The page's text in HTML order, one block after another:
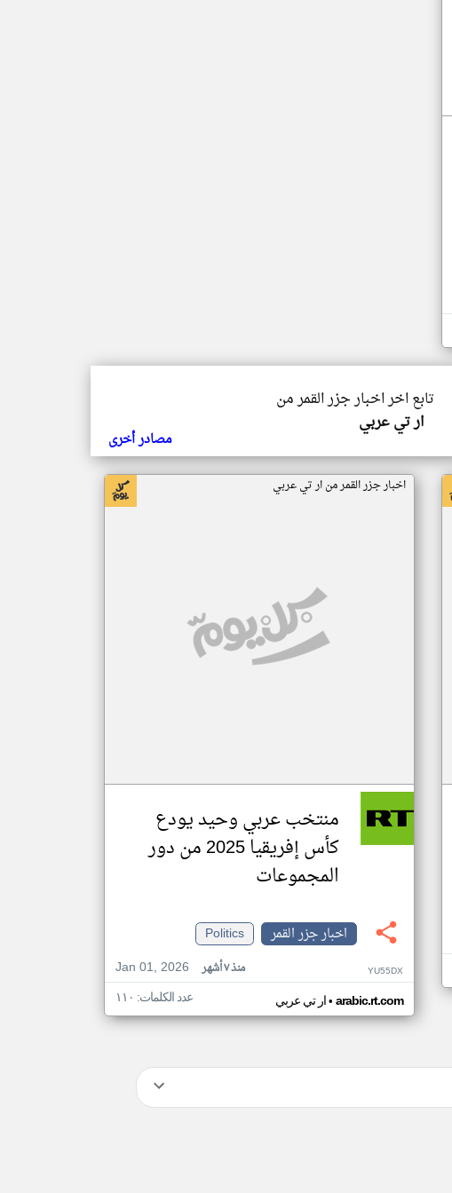
تابع اخر اخبار جزر القمر من
ار تي عربي
مصادر أخرى
اخبار جزر القمر من ار تي عربي
منتخب عربي وحيد يودع
كأس إفريقيا 2025 من دور
المجموعات
اخبار جزر القمر
Politics
Jan 01, 2026
منذ ٧ أشهر YU55DX
ار تي عربي• arabic.rt.com عدد الكلمات: ١١٠